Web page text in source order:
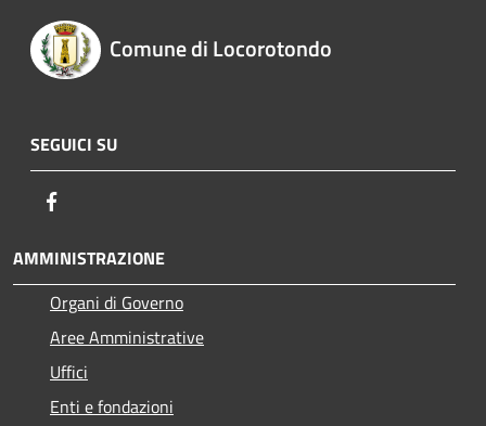
Comune di Locorotondo
SEGUICI SU
AMMINISTRAZIONE
Organi di Governo
Aree Amministrative
Uffici
Enti e fondazioni